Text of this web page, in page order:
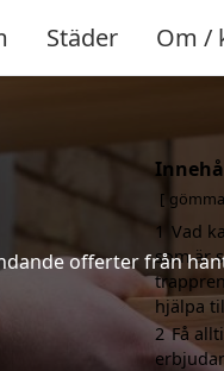
Städer Om /
offerter från
gömma
1 Vad
som är
hjälpa
2 Få